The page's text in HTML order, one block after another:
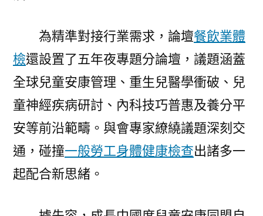
為精準對接行業需求，論壇餐飲業體
檢還設置了五年夜專題分論壇，議題涵蓋
全球兒童安康管理、重生兒醫學衝破、兒
童神經疾病研討、內科技巧普惠及養分平
安等前沿範疇。與會專家繚繞議題深刻交
通，碰撞一般勞工身體健康檢查出諸多一
起配合新思緒。